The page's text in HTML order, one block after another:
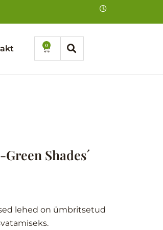
0
Cart
Shades´
lehed on ümbritsetud